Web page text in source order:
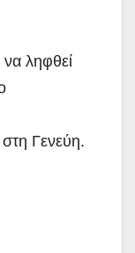
ληφθεί
Γενεύη.